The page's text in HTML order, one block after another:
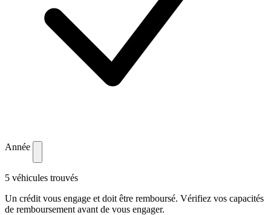
Année
5 véhicules trouvés
Un crédit vous engage et doit être remboursé. Vérifiez vos capacités
de remboursement avant de vous engager.